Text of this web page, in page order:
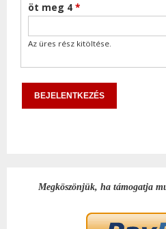
öt meg 4 *
Az üres rész kitöltése.
Megköszönjük, ha támogatja